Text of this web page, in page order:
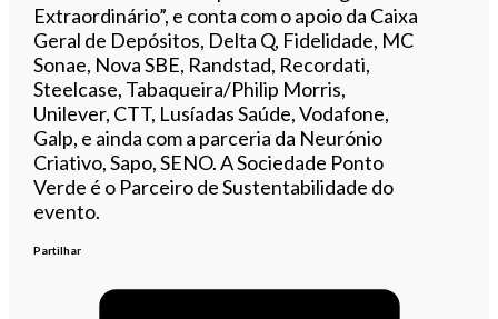
Extraordinário”, e conta com o apoio da Caixa
Geral de Depósitos, Delta Q, Fidelidade, MC
Sonae, Nova SBE, Randstad, Recordati,
Steelcase, Tabaqueira/Philip Morris,
Unilever, CTT, Lusíadas Saúde, Vodafone,
Galp, e ainda com a parceria da Neurónio
Criativo, Sapo, SENO. A Sociedade Ponto
Verde é o Parceiro de Sustentabilidade do
evento.
Partilhar